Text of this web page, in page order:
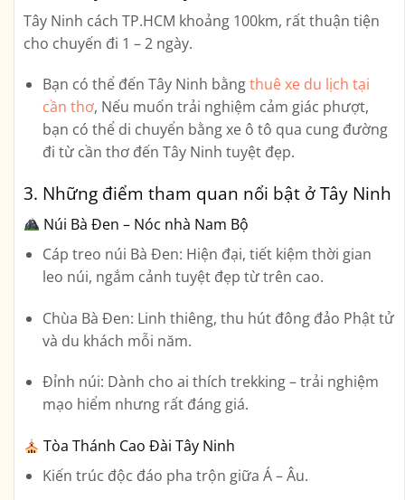
Tây Ninh cách TP.HCM khoảng 100km, rất thuận tiện
cho chuyến đi 1 – 2 ngày.
Bạn có thể đến Tây Ninh bằngthuê xe du lịch tại
cần thơ, Nếu muốn trải nghiệm cảm giác phượt,
bạn có thể di chuyển bằng xe ô tô qua cung đường
đi từ cần thơ đến Tây Ninh tuyệt đẹp.
3. Những điểm tham quan nổi bật ở Tây Ninh
Núi Bà Đen – Nóc nhà Nam Bộ
Cáp treo núi Bà Đen: Hiện đại, tiết kiệm thời gian
leo núi, ngắm cảnh tuyệt đẹp từ trên cao.
Chùa Bà Đen: Linh thiêng, thu hút đông đảo Phật tử
và du khách mỗi năm.
Đỉnh núi: Dành cho ai thích trekking – trải nghiệm
mạo hiểm nhưng rất đáng giá.
Tòa Thánh Cao Đài Tây Ninh
Kiến trúc độc đáo pha trộn giữa Á – Âu.